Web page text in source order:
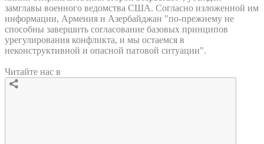
замглавы военного ведомства США. Согласно изложенной им
информации, Армения и Азербайджан "по-прежнему не
способны завершить согласование базовых принципов
урегулирования конфликта, и мы остаемся в
неконструктивной и опасной патовой ситуации".
Читайте нас в